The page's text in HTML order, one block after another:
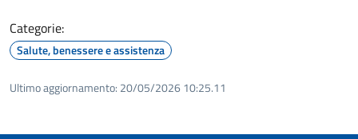
Categorie:
Salute, benessere e assistenza
Ultimo aggiornamento: 20/05/2026 10:25.11